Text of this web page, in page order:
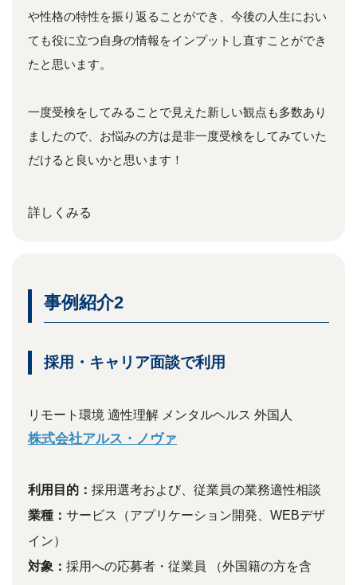
や性格の特性を振り返ることができ、今後の人生におい
ても役に立つ自身の情報をインプットし直すことができ
たと思います。
一度受検をしてみることで見えた新しい観点も多数あり
ましたので、お悩みの方は是非一度受検をしてみていた
だけると良いかと思います！
詳しくみる
事例紹介2
採用・キャリア面談で利用
リモート環境 適性理解 メンタルヘルス 外国人
株式会社アルス・ノヴァ
利用目的： 採用選考および、従業員の業務適性相談
業種： サービス（アプリケーション開発、WEBデザ
イン）
対象： 採用への応募者・従業員 （外国籍の方を含